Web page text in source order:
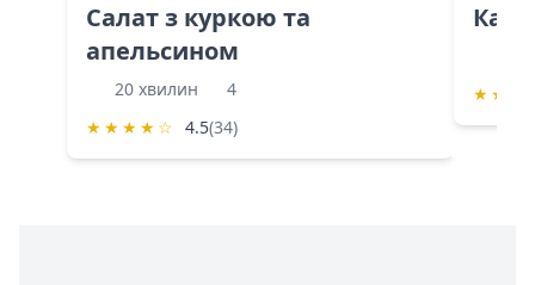
Салат з куркою та
апельсином
20 хвилин
4
★ ★ ★ ★ ☆ 4.5(34)
★ ★